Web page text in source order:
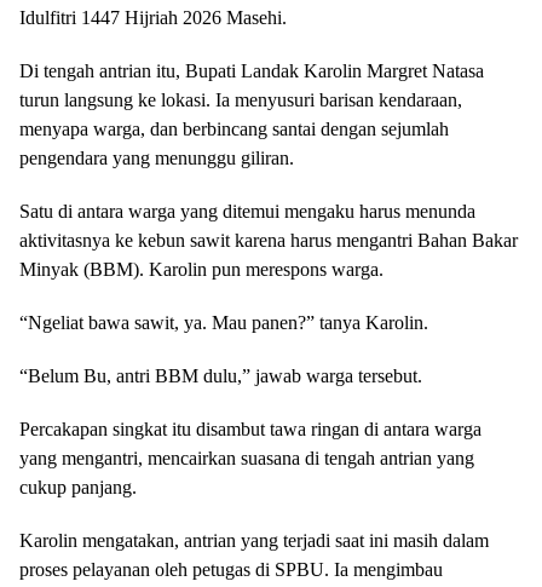
Idulfitri 1447 Hijriah 2026 Masehi.
Di tengah antrian itu, Bupati Landak Karolin Margret Natasa
turun langsung ke lokasi. Ia menyusuri barisan kendaraan,
menyapa warga, dan berbincang santai dengan sejumlah
pengendara yang menunggu giliran.
Satu di antara warga yang ditemui mengaku harus menunda
aktivitasnya ke kebun sawit karena harus mengantri Bahan Bakar
Minyak (BBM). Karolin pun merespons warga.
“Ngeliat bawa sawit, ya. Mau panen?” tanya Karolin.
“Belum Bu, antri BBM dulu,” jawab warga tersebut.
Percakapan singkat itu disambut tawa ringan di antara warga
yang mengantri, mencairkan suasana di tengah antrian yang
cukup panjang.
Karolin mengatakan, antrian yang terjadi saat ini masih dalam
proses pelayanan oleh petugas di SPBU. Ia mengimbau